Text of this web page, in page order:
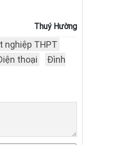
Thuý Hường
nghiệp THPT
thoại
Đình